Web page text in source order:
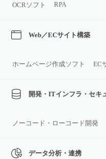
OCRソフト
RPA
Web／ECサイト構築
ホームページ作成ソフト EC
開発・ITインフラ・セキ
ノーコード・ローコード開発
データ分析・連携